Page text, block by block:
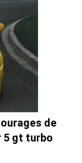
de
5 gt turbo